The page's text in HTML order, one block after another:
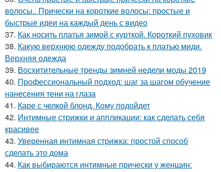
волосы.. Прически на короткие волосы: простые и
быстрые идеи на каждый день с видео
37. Как носить платья зимой с курткой. Короткий пуховик
38. Какую верхнюю одежду подобрать к платью миди.
Верхняя одежда
39. Восхитительные тренды зимней недели моды 2019
40. Профессиональный подход: шаг за шагом обучение
нанесения тени на глаза
41. Каре с челкой блонд. Кому подойдет
42. Интимные стрижки и аппликации: как сделать себя
красивее
43. Уверенная интимная стрижка: простой способ
сделать это дома
44. Как выбираются интимные прически у женщин: